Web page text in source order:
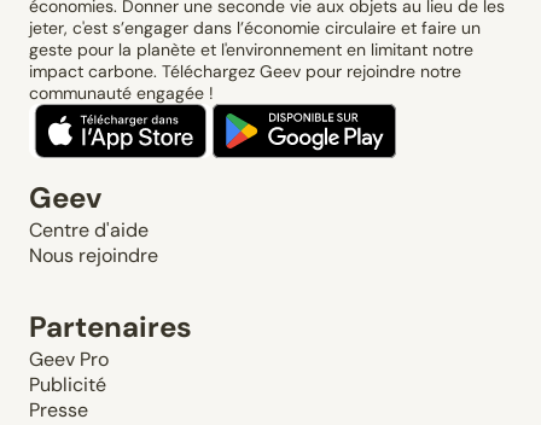
économies. Donner une seconde vie aux objets au lieu de les
jeter, c'est s’engager dans l’économie circulaire et faire un
geste pour la planète et l'environnement en limitant notre
impact carbone. Téléchargez Geev pour rejoindre notre
communauté engagée !
Geev
Centre d'aide
Nous rejoindre
Partenaires
Geev Pro
Publicité
Presse